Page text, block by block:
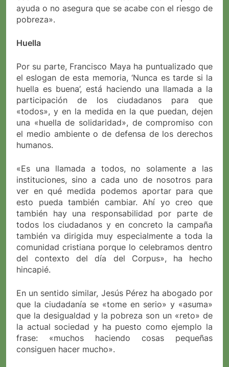
ayuda o no asegura que se acabe con el riesgo de
pobreza».
Huella
Por su parte, Francisco Maya ha puntualizado que
el eslogan de esta memoria, ‘Nunca es tarde si la
huella es buena’, está haciendo una llamada a la
participación de los ciudadanos para que
«todos», y en la medida en la que puedan, dejen
una «huella de solidaridad», de compromiso con
el medio ambiente o de defensa de los derechos
humanos.
«Es una llamada a todos, no solamente a las
instituciones, sino a cada uno de nosotros para
ver en qué medida podemos aportar para que
esto pueda también cambiar. Ahí yo creo que
también hay una responsabilidad por parte de
todos los ciudadanos y en concreto la campaña
también va dirigida muy especialmente a toda la
comunidad cristiana porque lo celebramos dentro
del contexto del día del Corpus», ha hecho
hincapié.
En un sentido similar, Jesús Pérez ha abogado por
que la ciudadanía se «tome en serio» y «asuma»
que la desigualdad y la pobreza son un «reto» de
la actual sociedad y ha puesto como ejemplo la
frase: «muchos haciendo cosas pequeñas
consiguen hacer mucho».